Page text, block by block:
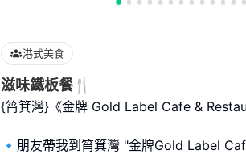
港式美食
滋味鐵板餐🍴
{筲箕灣}《金牌 Gold Label Cafe &
🔹️朋友帶我到筲箕灣 "金牌Gold Label